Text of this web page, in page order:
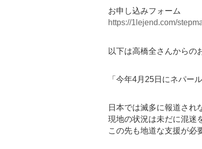
お申し込みフォーム
https://1lejend.com/
以下は高橋全さんからの
「今年4月25日にネパー
日本では滅多に報道され
現地の状況は未だに混迷
この先も地道な支援が必